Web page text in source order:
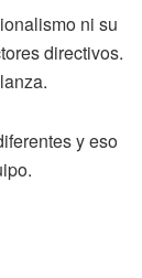
ni su
directivos.
y eso